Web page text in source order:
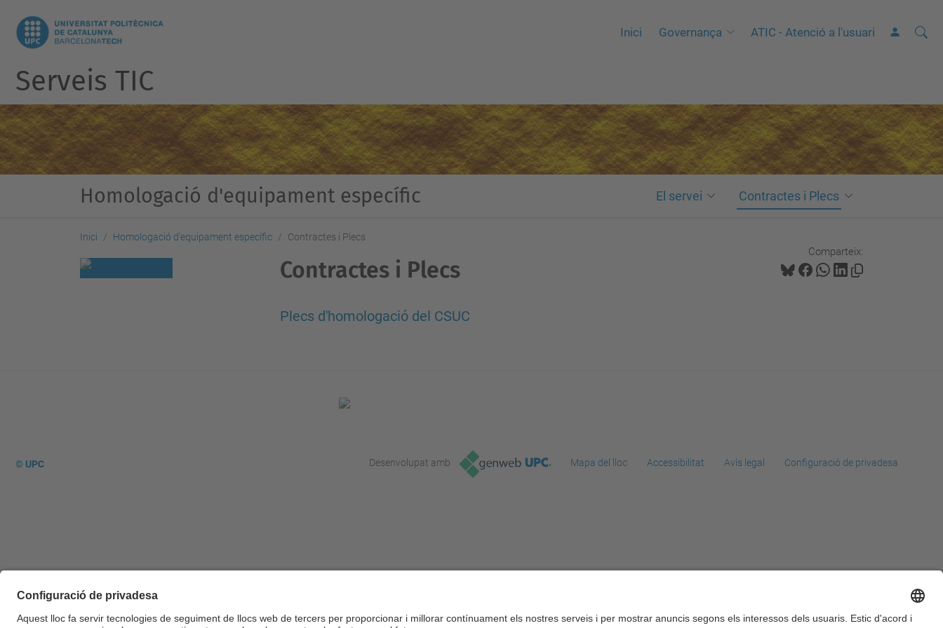
Inici Governança ATIC - Atenció a l'usuari Cerca
C
a
a
v
a
Serveis TIC
Homologació d'equipament específic El servei Contractes i Plecs
Inici Homologació d'equipament específic Contractes i Plecs
Comparteix:
Contractes i Plecs
Plecs d'homologació del CSUC
© UPC Desenvolupat amb Mapa del lloc Accessibilitat Avís legal Configuració de privadesa